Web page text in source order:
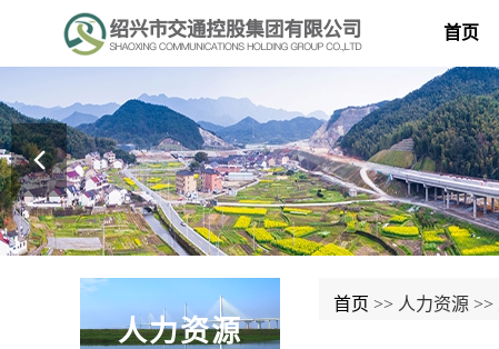
首页
人力资源
首页 >> 人力资源 >>